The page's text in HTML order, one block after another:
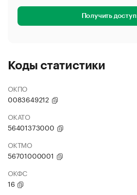
Получить доступ
Коды статистики
ОКПО
0083649212
ОКАТО
56401373000
ОКТМО
56701000001
ОКФС
16